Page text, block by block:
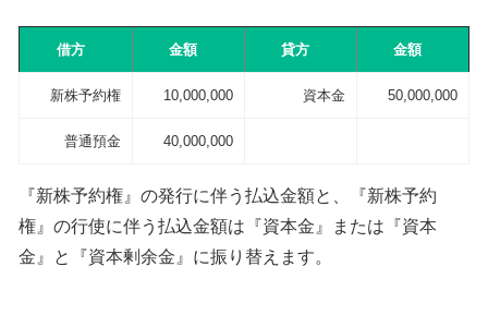
借方 金額 貸方 金額
新株予約権 10,000,000 資本金 50,000,000
普通預金 40,000,000
『新株予約権』の発行に伴う払込金額と、『新株予約
権』の行使に伴う払込金額は『資本金』または『資本
金』と『資本剰余金』に振り替えます。